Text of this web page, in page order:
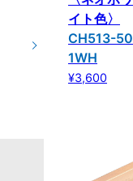
イト色〉
CH513-50
1WH
¥3,600